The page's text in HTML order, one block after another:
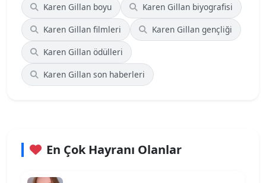
Karen Gillan boyu
Karen Gillan biyografisi
Karen Gillan filmleri
Karen Gillan gençliği
Karen Gillan ödülleri
Karen Gillan son haberleri
En Çok Hayranı Olanlar